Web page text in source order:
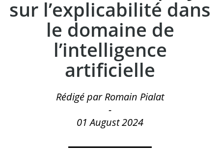
sur l’explicabilité dans
le domaine de
l’intelligence
artificielle
Rédigé par Romain Pialat
-
01 August 2024